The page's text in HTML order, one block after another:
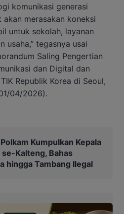
komunikasi generasi
merasakan koneksi
untuk sekolah, layanan
usaha,” tegasnya usai
Saling Pengertian
dan Digital dan
Republik Korea di Seoul,
04/2026).
Kumpulkan Kepala
se-Kalteng, Bahas
hingga Tambang Ilegal